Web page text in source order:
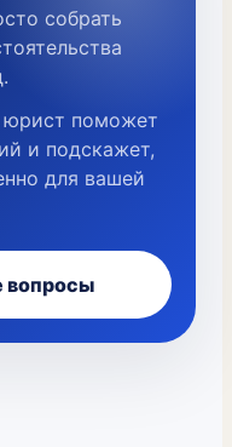
собрать
юрист поможет
и подскажет,
для вашей
вопросы